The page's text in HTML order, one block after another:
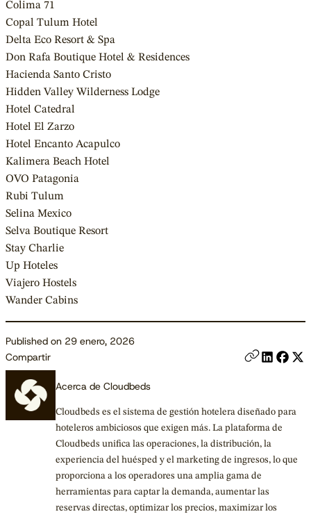
Colima 71
Copal Tulum Hotel
Delta Eco Resort & Spa
Don Rafa Boutique Hotel & Residences
Hacienda Santo Cristo
Hidden Valley Wilderness Lodge
Hotel Catedral
Hotel El Zarzo
Hotel Encanto Acapulco
Kalimera Beach Hotel
OVO Patagonia
Rubi Tulum
Selina Mexico
Selva Boutique Resort
Stay Charlie
Up Hoteles
Viajero Hostels
Wander Cabins
Published on 29 enero, 2026
Compartir
Acerca de Cloudbeds
Cloudbeds es el sistema de gestión hotelera diseñado para
hoteleros ambiciosos que exigen más. La plataforma de
Cloudbeds unifica las operaciones, la distribución, la
experiencia del huésped y el marketing de ingresos, lo que
proporciona a los operadores una amplia gama de
herramientas para captar la demanda, aumentar las
reservas directas, optimizar los precios, maximizar los